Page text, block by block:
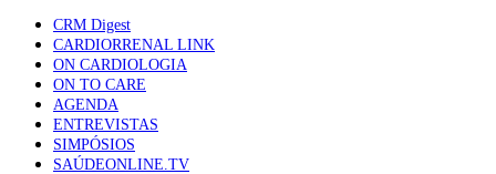
“É preciso educar para os efeitos da retinopatia pigmentar, para
Trodelvy aprovado para primeira linha no cancro da
mama triplo negativo metastático em doentes não
elegíveis para inibidores PD-(L)1
61 visualizações
CRM Digest
CARDIORRENAL LINK
ON CARDIOLOGIA
ON TO CARE
AGENDA
ENTREVISTAS
SIMPÓSIOS
SAÚDEONLINE.TV